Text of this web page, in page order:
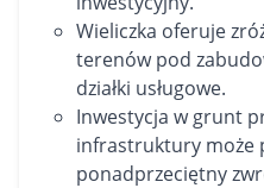
Wieliczka oferuje
terenów pod
działki usługowe.
Inwestycja w grunt
infrastruktury może
ponadprzeciętny